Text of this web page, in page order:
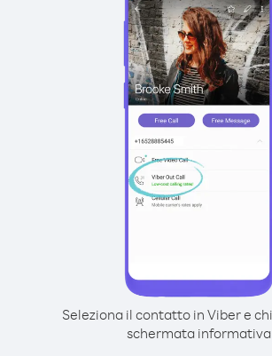
Seleziona il contatto in Viber e
schermata informativa